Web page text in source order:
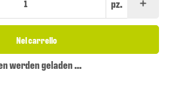
pz.
Nel carrello
werden geladen ...